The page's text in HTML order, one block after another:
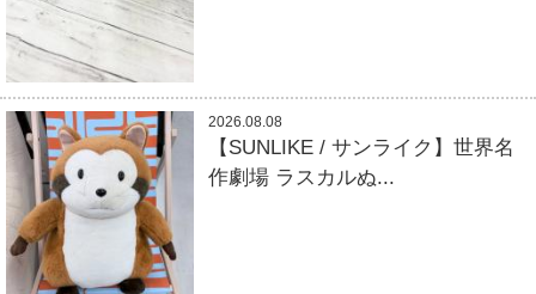
2026.08.08
【SUNLIKE / サンライク】世界名
作劇場 ラスカルぬ...